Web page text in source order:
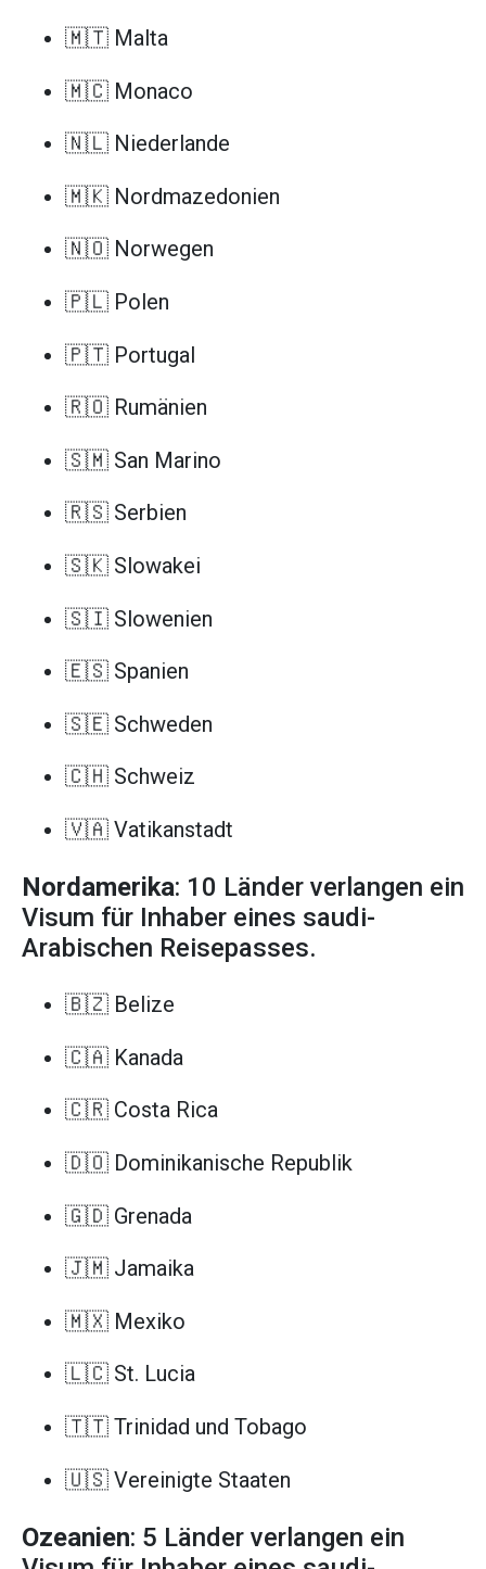
🇲🇹 Malta
🇲🇨 Monaco
🇳🇱 Niederlande
🇲🇰 Nordmazedonien
🇳🇴 Norwegen
🇵🇱 Polen
🇵🇹 Portugal
🇷🇴 Rumänien
🇸🇲 San Marino
🇷🇸 Serbien
🇸🇰 Slowakei
🇸🇮 Slowenien
🇪🇸 Spanien
🇸🇪 Schweden
🇨🇭 Schweiz
🇻🇦 Vatikanstadt
Nordamerika: 10 Länder verlangen ein
Visum für Inhaber eines saudi-
Arabischen Reisepasses.
🇧🇿 Belize
🇨🇦 Kanada
🇨🇷 Costa Rica
🇩🇴 Dominikanische Republik
🇬🇩 Grenada
🇯🇲 Jamaika
🇲🇽 Mexiko
🇱🇨 St. Lucia
🇹🇹 Trinidad und Tobago
🇺🇸 Vereinigte Staaten
Ozeanien: 5 Länder verlangen ein